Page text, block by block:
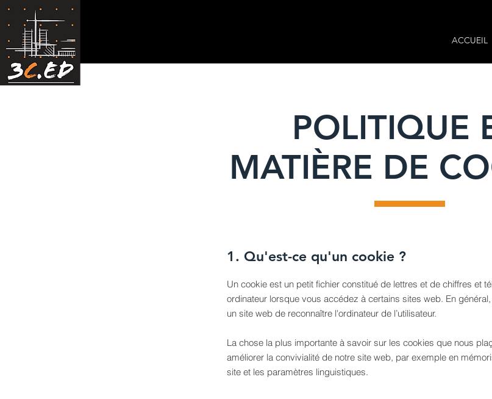
ACCUEIL
POLITIQUE
MATIÈRE DE
1. Qu'est-ce qu'un cookie ?
Un cookie est un petit fichier constitué de lettres et de chiffres et
ordinateur lorsque vous accédez à certains sites web. En
un site web de reconnaître l'ordinateur de l’utilisateur.
La chose la plus importante à savoir sur les cookies que nous
améliorer la convivialité de notre site web, par exemple en
site et les paramètres linguistiques.